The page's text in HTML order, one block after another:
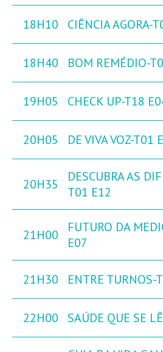
18H10 CIÊNCIA AGORA-
18H40 BOM REMÉDIO-
19H05 CHECK UP-T18
20H05 DE VIVA VOZ-T01
20H35
DESCUBRA AS
T01 E12
21H00
FUTURO DA
E07
21H30 ENTRE TURNOS-
22H00 SAÚDE QUE SE